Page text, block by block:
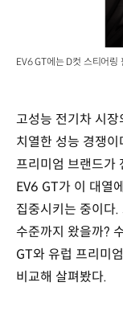
EV6 GT에는 D컷 스티어링
고성능 전기차 시
치열한 성능 경쟁
프리미엄 브랜드가
EV6 GT가 이 대열
집중시키는 중이다
수준까지 왔을까?
GT와 유럽 프리미
비교해 살펴봤다.